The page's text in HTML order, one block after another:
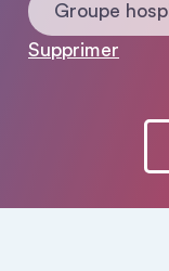
Groupe
Supprimer